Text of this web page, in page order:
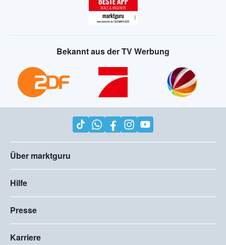
Bekannt aus der TV Werbung
Über marktguru
Hilfe
Presse
Karriere